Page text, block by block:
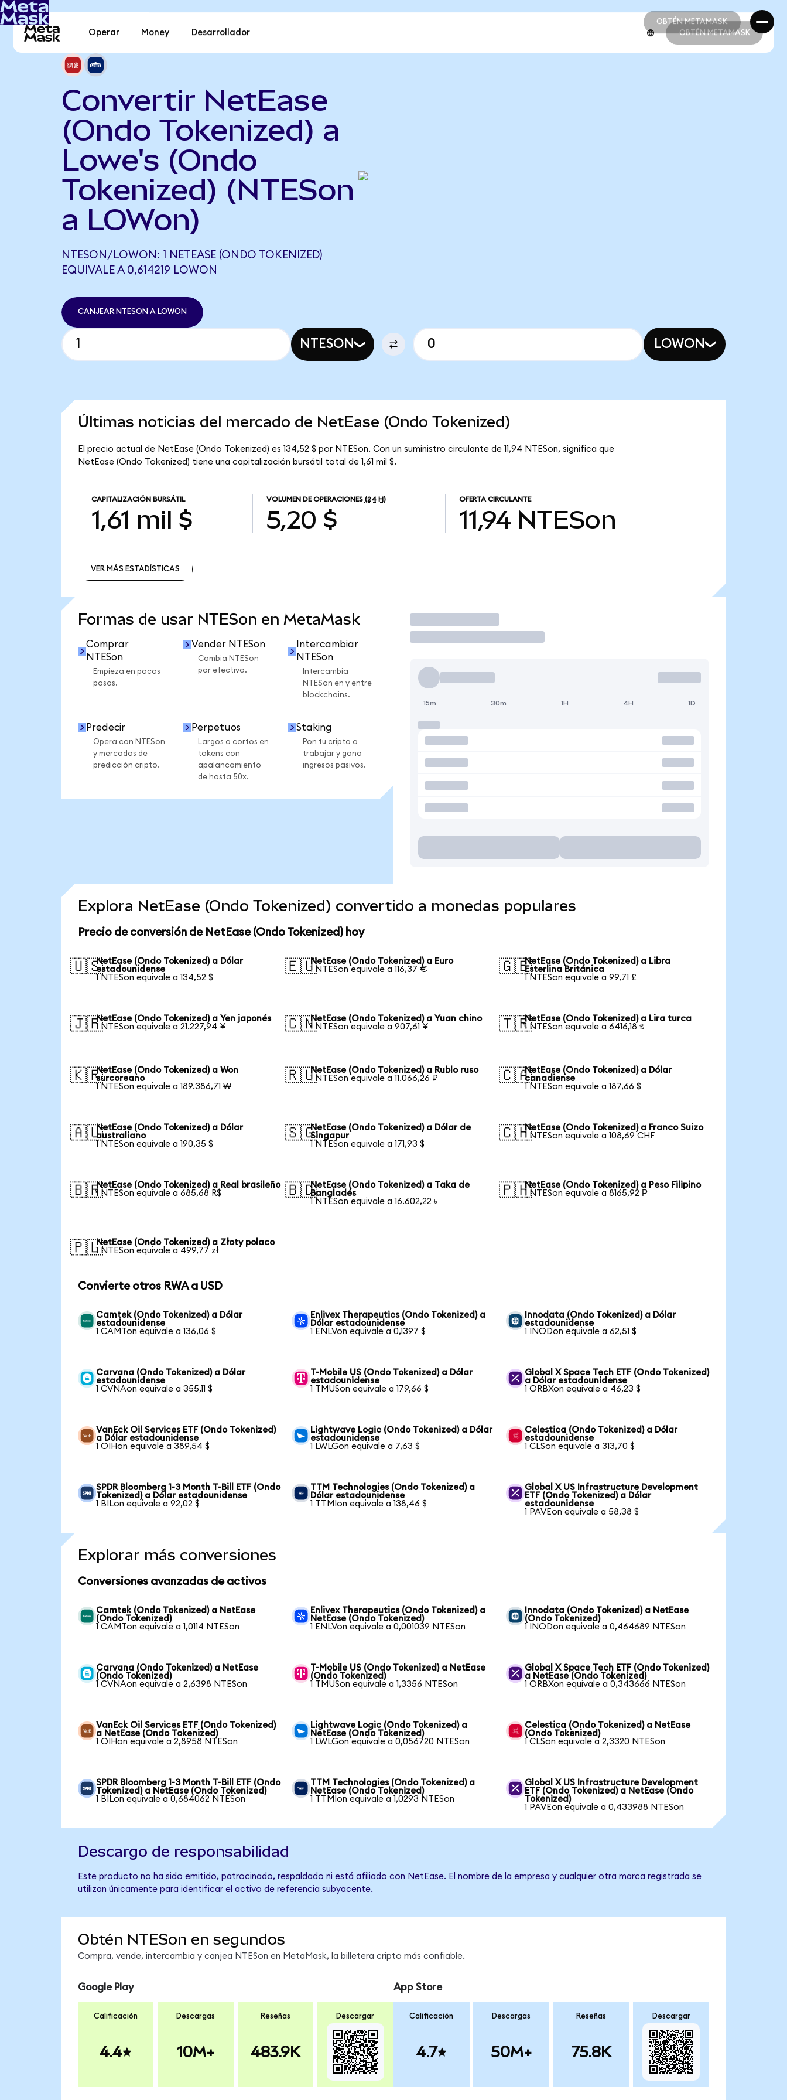
OBTÉN METAMASK
OBTÉN METAMASK
Operar Money Desarrollador OBTÉN METAMASK
Convertir NetEase
(Ondo Tokenized) a
Lowe's (Ondo
Tokenized) (NTESon
a LOWon)
NTESON/LOWON: 1 NETEASE (ONDO TOKENIZED)
EQUIVALE A 0,614219 LOWON
CANJEAR NTESON A LOWON
NTESON LOWON
Últimas noticias del mercado de NetEase (Ondo Tokenized)
El precio actual de NetEase (Ondo Tokenized) es 134,52 $ por NTESon. Con un suministro circulante de 11,94 NTESon, significa que
NetEase (Ondo Tokenized) tiene una capitalización bursátil total de 1,61 mil $.
CAPITALIZACIÓN BURSÁTIL
1,61 mil $
VOLUMEN DE OPERACIONES (24 H)
5,20 $
OFERTA CIRCULANTE
11,94 NTESon
VER MÁS ESTADÍSTICAS
Formas de usar NTESon en MetaMask
Comprar
NTESon
Empieza en pocos
pasos.
Vender NTESon
Cambia NTESon
por efectivo.
Intercambiar
NTESon
Intercambia
NTESon en y entre
blockchains.
Predecir
Opera con NTESon
y mercados de
predicción cripto.
Perpetuos
Largos o cortos en
tokens con
apalancamiento
de hasta 50x.
Staking
Pon tu cripto a
trabajar y gana
ingresos pasivos.
Operar
15m 30m 1H 4H 1D
Explora NetEase (Ondo Tokenized) convertido a monedas populares
Precio de conversión de NetEase (Ondo Tokenized) hoy
🇺🇸NetEase (Ondo Tokenized) a Dólar
estadounidense
1 NTESon equivale a 134,52 $
🇪🇺NetEase (Ondo Tokenized) a Euro
1 NTESon equivale a 116,37 €
🇬🇧NetEase (Ondo Tokenized) a Libra
Esterlina Británica
1 NTESon equivale a 99,71 £
🇯🇵NetEase (Ondo Tokenized) a Yen japonés
1 NTESon equivale a 21.227,94 ¥
🇨🇳NetEase (Ondo Tokenized) a Yuan chino
1 NTESon equivale a 907,61 ¥
🇹🇷NetEase (Ondo Tokenized) a Lira turca
1 NTESon equivale a 6416,18 ₺
🇰🇷NetEase (Ondo Tokenized) a Won
surcoreano
1 NTESon equivale a 189.386,71 ₩
🇷🇺NetEase (Ondo Tokenized) a Rublo ruso
1 NTESon equivale a 11.066,26 ₽
🇨🇦NetEase (Ondo Tokenized) a Dólar
canadiense
1 NTESon equivale a 187,66 $
🇦🇺NetEase (Ondo Tokenized) a Dólar
australiano
1 NTESon equivale a 190,35 $
🇸🇬NetEase (Ondo Tokenized) a Dólar de
Singapur
1 NTESon equivale a 171,93 $
🇨🇭NetEase (Ondo Tokenized) a Franco Suizo
1 NTESon equivale a 108,69 CHF
🇧🇷NetEase (Ondo Tokenized) a Real brasileño
1 NTESon equivale a 685,68 R$
🇧🇩NetEase (Ondo Tokenized) a Taka de
Bangladés
1 NTESon equivale a 16.602,22 ৳
🇵🇭NetEase (Ondo Tokenized) a Peso Filipino
1 NTESon equivale a 8165,92 ₱
🇵🇱NetEase (Ondo Tokenized) a Złoty polaco
1 NTESon equivale a 499,77 zł
Convierte otros RWA a USD
Camtek (Ondo Tokenized) a Dólar
estadounidense
1 CAMTon equivale a 136,06 $
Enlivex Therapeutics (Ondo Tokenized) a
Dólar estadounidense
1 ENLVon equivale a 0,1397 $
Innodata (Ondo Tokenized) a Dólar
estadounidense
1 INODon equivale a 62,51 $
Carvana (Ondo Tokenized) a Dólar
estadounidense
1 CVNAon equivale a 355,11 $
T-Mobile US (Ondo Tokenized) a Dólar
estadounidense
1 TMUSon equivale a 179,66 $
Global X Space Tech ETF (Ondo Tokenized)
a Dólar estadounidense
1 ORBXon equivale a 46,23 $
VanEck Oil Services ETF (Ondo Tokenized)
a Dólar estadounidense
1 OIHon equivale a 389,54 $
Lightwave Logic (Ondo Tokenized) a Dólar
estadounidense
1 LWLGon equivale a 7,63 $
Celestica (Ondo Tokenized) a Dólar
estadounidense
1 CLSon equivale a 313,70 $
SPDR Bloomberg 1-3 Month T-Bill ETF (Ondo
Tokenized) a Dólar estadounidense
1 BILon equivale a 92,02 $
TTM Technologies (Ondo Tokenized) a
Dólar estadounidense
1 TTMIon equivale a 138,46 $
Global X US Infrastructure Development
ETF (Ondo Tokenized) a Dólar
estadounidense
1 PAVEon equivale a 58,38 $
Explorar más conversiones
Conversiones avanzadas de activos
Camtek (Ondo Tokenized) a NetEase
(Ondo Tokenized)
1 CAMTon equivale a 1,0114 NTESon
Enlivex Therapeutics (Ondo Tokenized) a
NetEase (Ondo Tokenized)
1 ENLVon equivale a 0,001039 NTESon
Innodata (Ondo Tokenized) a NetEase
(Ondo Tokenized)
1 INODon equivale a 0,464689 NTESon
Carvana (Ondo Tokenized) a NetEase
(Ondo Tokenized)
1 CVNAon equivale a 2,6398 NTESon
T-Mobile US (Ondo Tokenized) a NetEase
(Ondo Tokenized)
1 TMUSon equivale a 1,3356 NTESon
Global X Space Tech ETF (Ondo Tokenized)
a NetEase (Ondo Tokenized)
1 ORBXon equivale a 0,343666 NTESon
VanEck Oil Services ETF (Ondo Tokenized)
a NetEase (Ondo Tokenized)
1 OIHon equivale a 2,8958 NTESon
Lightwave Logic (Ondo Tokenized) a
NetEase (Ondo Tokenized)
1 LWLGon equivale a 0,056720 NTESon
Celestica (Ondo Tokenized) a NetEase
(Ondo Tokenized)
1 CLSon equivale a 2,3320 NTESon
SPDR Bloomberg 1-3 Month T-Bill ETF (Ondo
Tokenized) a NetEase (Ondo Tokenized)
1 BILon equivale a 0,684062 NTESon
TTM Technologies (Ondo Tokenized) a
NetEase (Ondo Tokenized)
1 TTMIon equivale a 1,0293 NTESon
Global X US Infrastructure Development
ETF (Ondo Tokenized) a NetEase (Ondo
Tokenized)
1 PAVEon equivale a 0,433988 NTESon
Descargo de responsabilidad
Este producto no ha sido emitido, patrocinado, respaldado ni está afiliado con NetEase. El nombre de la empresa y cualquier otra marca registrada se
utilizan únicamente para identificar el activo de referencia subyacente.
Obtén NTESon en segundos
Compra, vende, intercambia y canjea NTESon en MetaMask, la billetera cripto más confiable.
Google Play
Calificación
4.4
Descargas
10M+
Reseñas
483.9K
Descargar
App Store
Calificación
4.7
Descargas
50M+
Reseñas
75.8K
Descargar